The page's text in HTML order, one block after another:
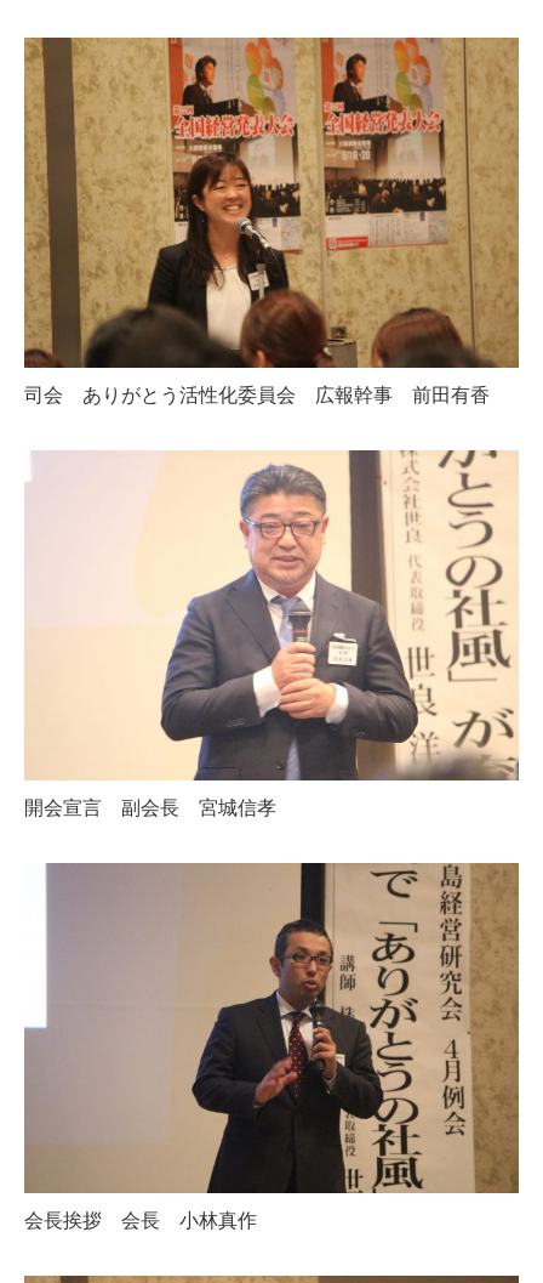
司会 ありがとう活性化委員会 広報幹事 前田有香
開会宣言 副会長 宮城信孝
会長挨拶 会長 小林真作